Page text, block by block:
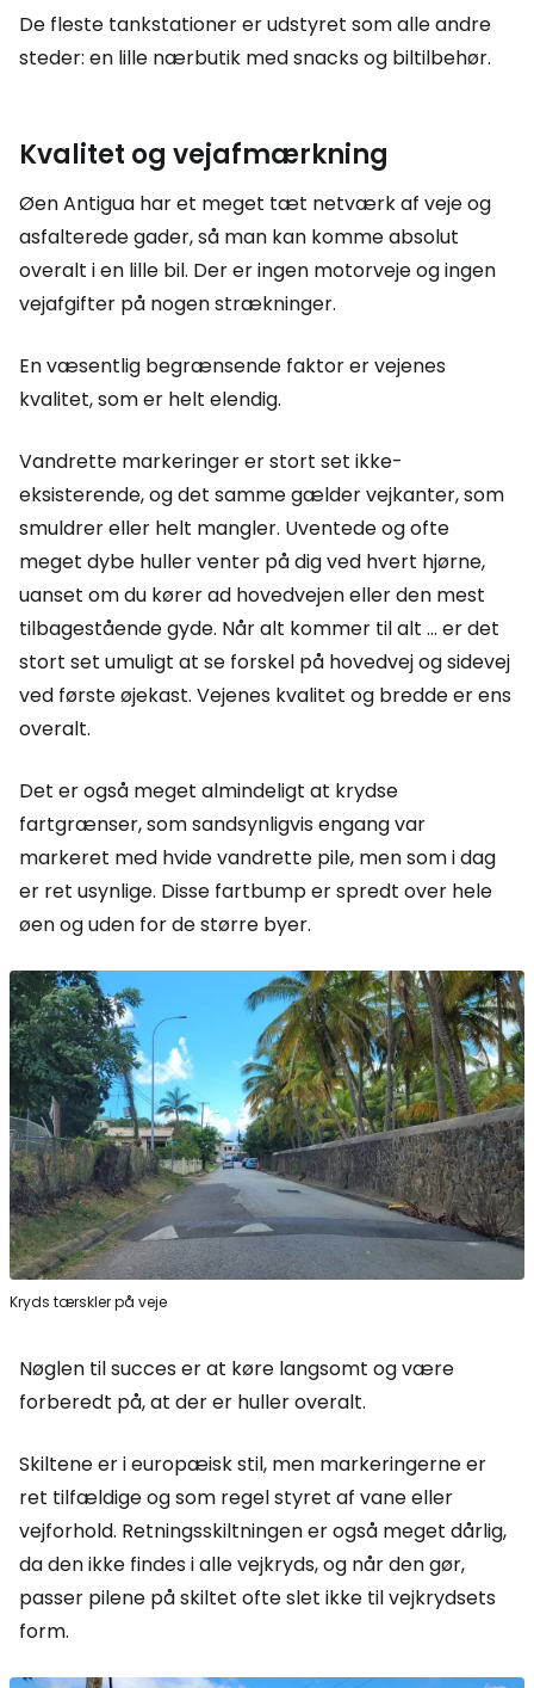
De fleste tankstationer er udstyret som alle andre
steder: en lille nærbutik med snacks og biltilbehør.
Kvalitet og vejafmærkning
Øen Antigua har et meget tæt netværk af veje og
asfalterede gader, så man kan komme absolut
overalt i en lille bil. Der er ingen motorveje og ingen
vejafgifter på nogen strækninger.
En væsentlig begrænsende faktor er vejenes
kvalitet, som er helt elendig.
Vandrette markeringer er stort set ikke-
eksisterende, og det samme gælder vejkanter, som
smuldrer eller helt mangler. Uventede og ofte
meget dybe huller venter på dig ved hvert hjørne,
uanset om du kører ad hovedvejen eller den mest
tilbagestående gyde. Når alt kommer til alt ... er det
stort set umuligt at se forskel på hovedvej og sidevej
ved første øjekast. Vejenes kvalitet og bredde er ens
overalt.
Det er også meget almindeligt at krydse
fartgrænser, som sandsynligvis engang var
markeret med hvide vandrette pile, men som i dag
er ret usynlige. Disse fartbump er spredt over hele
øen og uden for de større byer.
Kryds tærskler på veje
Nøglen til succes er at køre langsomt og være
forberedt på, at der er huller overalt.
Skiltene er i europæisk stil, men markeringerne er
ret tilfældige og som regel styret af vane eller
vejforhold. Retningsskiltningen er også meget dårlig,
da den ikke findes i alle vejkryds, og når den gør,
passer pilene på skiltet ofte slet ikke til vejkrydsets
form.